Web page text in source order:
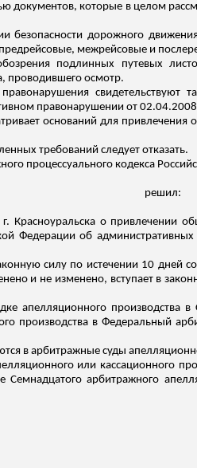
документов, которые в целом
безопасности дорожного
предрейсовые, межрейсовые и
подлинных путевых
проводившего осмотр.
свидетельствуют
правонарушении от 02.04.2008
оснований для
требований следует отказать.
процессуального кодекса
решил:
Красноуральска о привлечении
Федерации об
силу по истечении 10 дней
и не изменено, вступает в
апелляционного производства
производства в Федеральный
в арбитражные суды
или кассационного
Семнадцатого арбитражного